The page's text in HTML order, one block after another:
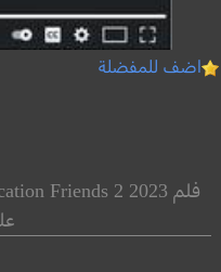
اضف للمفضلة